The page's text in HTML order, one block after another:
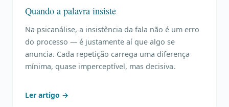
Quando a palavra insiste
Na psicanálise, a insistência da fala não é um erro
do processo — é justamente aí que algo se
anuncia. Cada repetição carrega uma diferença
mínima, quase imperceptível, mas decisiva.
Ler artigo →